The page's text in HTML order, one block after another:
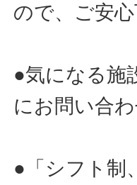
ので、ご安心
●気になる施
にお問い合
●「シフト制